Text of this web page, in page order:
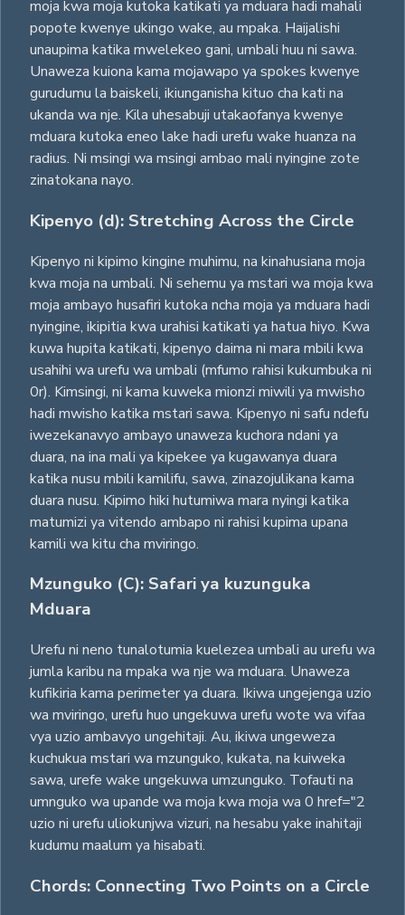
moja kwa moja kutoka katikati ya mduara hadi mahali
popote kwenye ukingo wake, au mpaka. Haijalishi
unaupima katika mwelekeo gani, umbali huu ni sawa.
Unaweza kuiona kama mojawapo ya spokes kwenye
gurudumu la baiskeli, ikiunganisha kituo cha kati na
ukanda wa nje. Kila uhesabuji utakaofanya kwenye
mduara kutoka eneo lake hadi urefu wake huanza na
radius. Ni msingi wa msingi ambao mali nyingine zote
zinatokana nayo.
Kipenyo (d): Stretching Across the Circle
Kipenyo ni kipimo kingine muhimu, na kinahusiana moja
kwa moja na umbali. Ni sehemu ya mstari wa moja kwa
moja ambayo husafiri kutoka ncha moja ya mduara hadi
nyingine, ikipitia kwa urahisi katikati ya hatua hiyo. Kwa
kuwa hupita katikati, kipenyo daima ni mara mbili kwa
usahihi wa urefu wa umbali (mfumo rahisi kukumbuka ni
0r). Kimsingi, ni kama kuweka mionzi miwili ya mwisho
hadi mwisho katika mstari sawa. Kipenyo ni safu ndefu
iwezekanavyo ambayo unaweza kuchora ndani ya
duara, na ina mali ya kipekee ya kugawanya duara
katika nusu mbili kamilifu, sawa, zinazojulikana kama
duara nusu. Kipimo hiki hutumiwa mara nyingi katika
matumizi ya vitendo ambapo ni rahisi kupima upana
kamili wa kitu cha mviringo.
Mzunguko (C): Safari ya kuzunguka
Mduara
Urefu ni neno tunalotumia kuelezea umbali au urefu wa
jumla karibu na mpaka wa nje wa mduara. Unaweza
kufikiria kama perimeter ya duara. Ikiwa ungejenga uzio
wa mviringo, urefu huo ungekuwa urefu wote wa vifaa
vya uzio ambavyo ungehitaji. Au, ikiwa ungeweza
kuchukua mstari wa mzunguko, kukata, na kuiweka
sawa, urefe wake ungekuwa umzunguko. Tofauti na
umnguko wa upande wa moja kwa moja wa 0 href="2
uzio ni urefu uliokunjwa vizuri, na hesabu yake inahitaji
kudumu maalum ya hisabati.
Chords: Connecting Two Points on a Circle